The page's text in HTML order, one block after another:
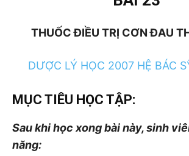
THUỐC ĐIỀU TRỊ CƠN ĐAU
DƯỢC LÝ HỌC 2007 HỆ BÁC
MỤC TIÊU HỌC TẬP:
Sau khi học xong bài này, sinh
năng: